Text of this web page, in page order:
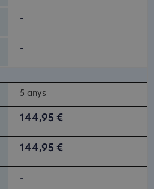
-
-
5 anys
144,95 €
144,95 €
-